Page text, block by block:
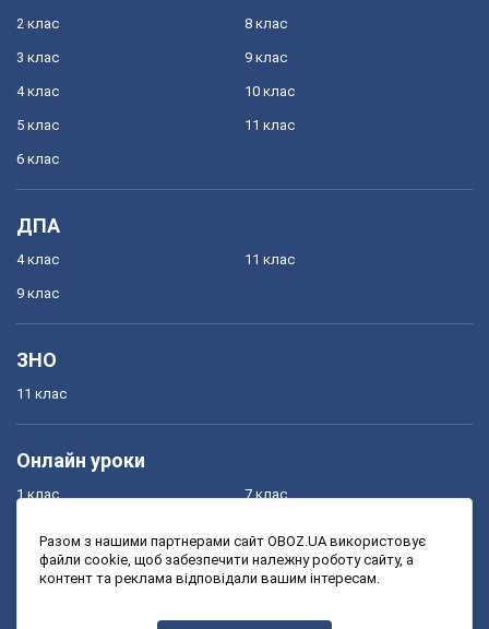
2 клас
3 клас
4 клас
5 клас
6 клас
8 клас
9 клас
10 клас
11 клас
ДПА
4 клас
9 клас
11 клас
ЗНО
11 клас
Онлайн уроки
1 клас
3 клас
7 клас
9 клас
Разом з нашими партнерами сайт OBOZ.UA використовує
файли cookie, щоб забезпечити належну роботу сайту, а
контент та реклама відповідали вашим інтересам.